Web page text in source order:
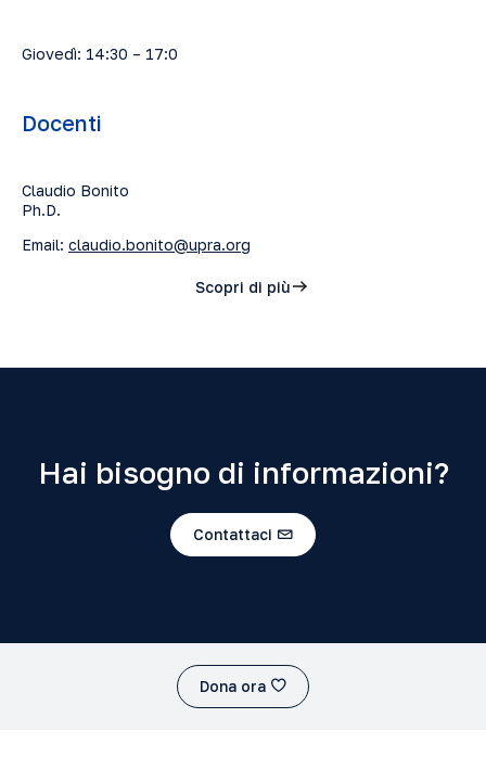
Giovedì: 14:30 – 17:0
Docenti
Claudio Bonito
Ph.D.
Email: claudio.bonito@upra.org
Scopri di più
Hai bisogno di informazioni?
Contattaci
Dona ora